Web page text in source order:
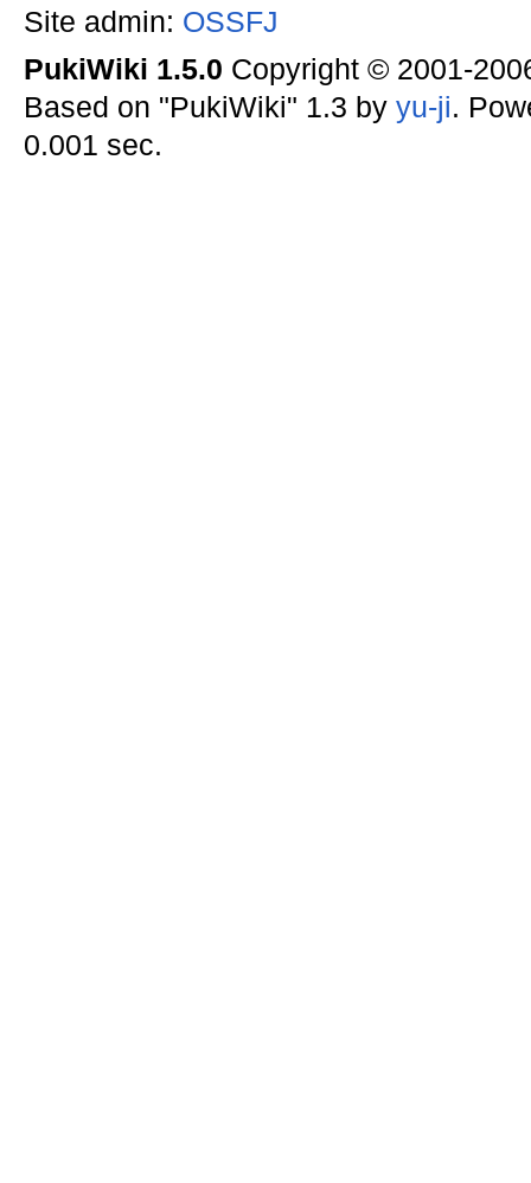
Site admin: OSSFJ
PukiWiki 1.5.0 Copyright © 2001-
Based on "PukiWiki" 1.3 by yu-ji.
0.001 sec.